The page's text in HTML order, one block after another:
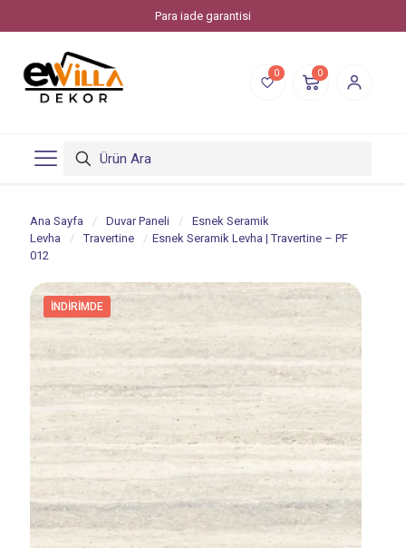
Evvilla Dekor, Piksstone'un bir online alışveriş markasıdır.
0 0
Ana Sayfa / Duvar Paneli /
Esnek Seramik
Levha
/ Travertine / Esnek Seramik Levha | Travertine – PF
012
İNDIRIMDE